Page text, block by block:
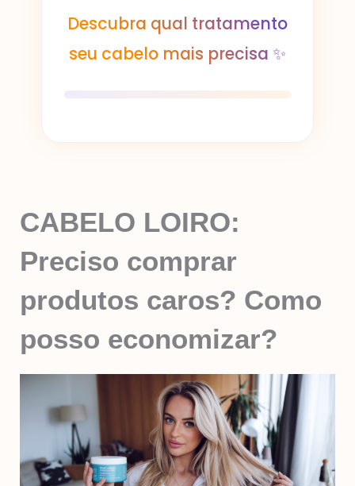
Descubra qual tratamento
seu cabelo mais precisa ✨
CABELO LOIRO:
Preciso comprar
produtos caros? Como
posso economizar?